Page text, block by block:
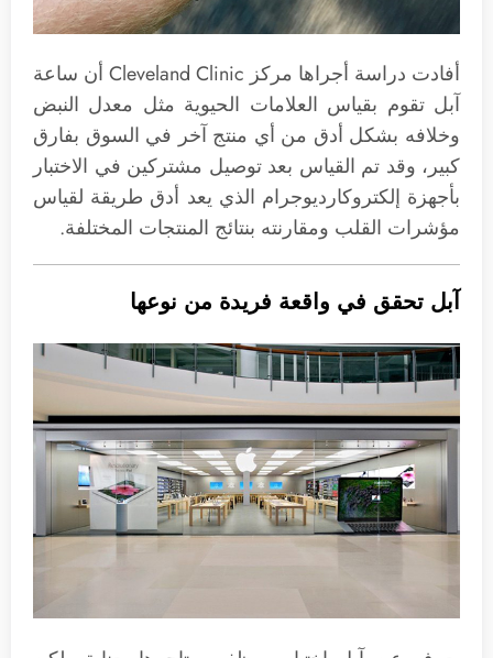
أفادت دراسة أجراها مركز Cleveland Clinic أن ساعة
آبل تقوم بقياس العلامات الحيوية مثل معدل النبض
وخلافه بشكل أدق من أي منتج آخر في السوق بفارق
كبير، وقد تم القياس بعد توصيل مشتركين في الاختبار
بأجهزة إلكتروكارديوجرام الذي يعد أدق طريقة لقياس
مؤشرات القلب ومقارنته بنتائج المنتجات المختلفة.
آبل تحقق في واقعة فريدة من نوعها